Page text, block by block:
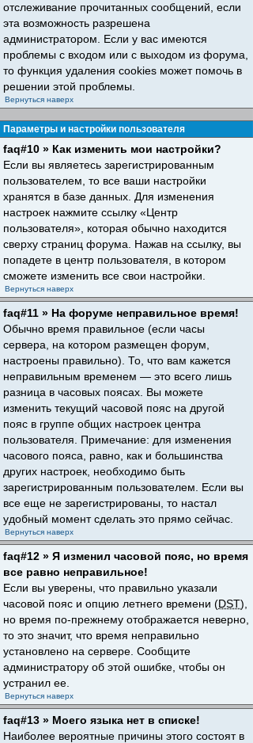
отслеживание прочитанных сообщений, если
эта возможность разрешена
администратором. Если у вас имеются
проблемы с входом или с выходом из форума,
то функция удаления cookies может помочь в
решении этой проблемы.
Вернуться наверх
Параметры и настройки пользователя
faq#10 » Как изменить мои настройки?
Если вы являетесь зарегистрированным
пользователем, то все ваши настройки
хранятся в базе данных. Для изменения
настроек нажмите ссылку «Центр
пользователя», которая обычно находится
сверху страниц форума. Нажав на ссылку, вы
попадете в центр пользователя, в котором
сможете изменить все свои настройки.
Вернуться наверх
faq#11 » На форуме неправильное время!
Обычно время правильное (если часы
сервера, на котором размещен форум,
настроены правильно). То, что вам кажется
неправильным временем — это всего лишь
разница в часовых поясах. Вы можете
изменить текущий часовой пояс на другой
пояс в группе общих настроек центра
пользователя. Примечание: для изменения
часового пояса, равно, как и большинства
других настроек, необходимо быть
зарегистрированным пользователем. Если вы
все еще не зарегистрированы, то настал
удобный момент сделать это прямо сейчас.
Вернуться наверх
faq#12 » Я изменил часовой пояс, но время
все равно неправильное!
Если вы уверены, что правильно указали
часовой пояс и опцию летнего времени (DST),
но время по-прежнему отображается неверно,
то это значит, что время неправильно
установлено на сервере. Сообщите
администратору об этой ошибке, чтобы он
устранил ее.
Вернуться наверх
faq#13 » Моего языка нет в списке!
Наиболее вероятные причины этого состоят в